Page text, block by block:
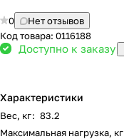
0
Нет отзывов
Код товара: 0116188
Доступно к заказу
Характеристики
Вес, кг: 83.2
Максимальная нагрузка, кг